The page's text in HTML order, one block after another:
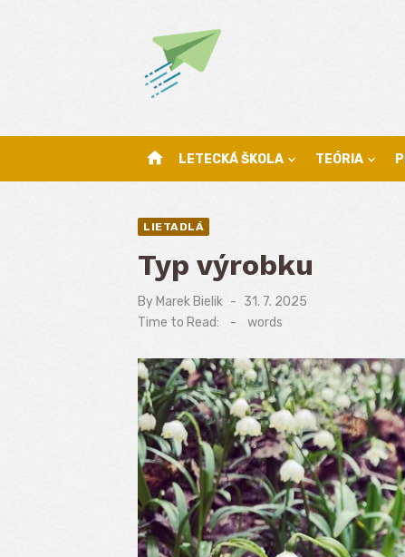
home LETECKÁ ŠKOLA TEÓRIA
LIETADLÁ
Typ výrobku
By Marek Bielik
Posted
on
31. 7. 2025
Time to Read:
- words